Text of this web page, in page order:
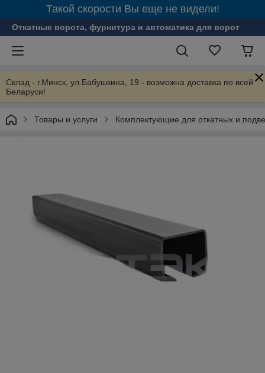
Такой скорости Вы еще не видели!
Откатные ворота, фурнитура и автоматика для ворот
Склад - г.Минск, ул.Бабушкина, 19 - возможна доставка по всей
Беларуси!
Товары и услуги Комплектующие для откатных и